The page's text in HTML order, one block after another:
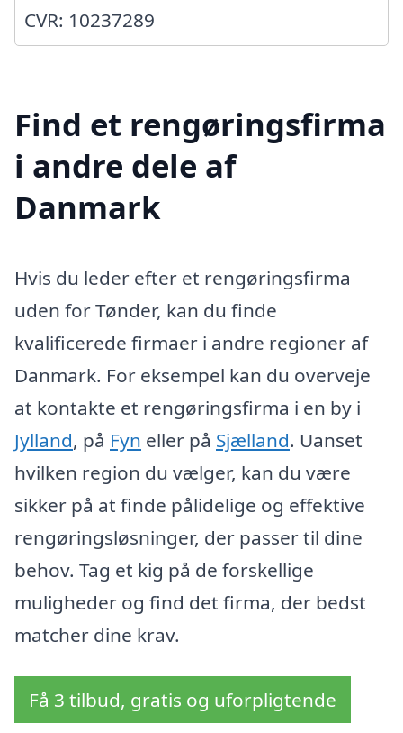
CVR: 10237289
Find et rengøringsfirma
i andre dele af
Danmark
Hvis du leder efter et rengøringsfirma
uden for Tønder, kan du finde
kvalificerede firmaer i andre regioner af
Danmark. For eksempel kan du overveje
at kontakte et rengøringsfirma i en by i
Jylland, på Fyn eller på Sjælland. Uanset
hvilken region du vælger, kan du være
sikker på at finde pålidelige og effektive
rengøringsløsninger, der passer til dine
behov. Tag et kig på de forskellige
muligheder og find det firma, der bedst
matcher dine krav.
Få 3 tilbud, gratis og uforpligtende